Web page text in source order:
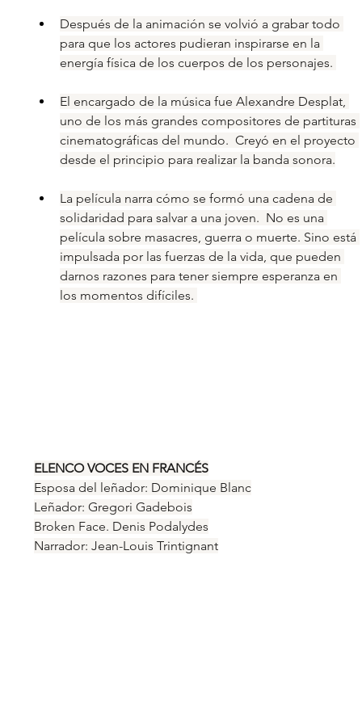
Después de la animación se volvió a grabar todo
para que los actores pudieran inspirarse en la
energía física de los cuerpos de los personajes.
El encargado de la música fue Alexandre Desplat,
uno de los más grandes compositores de partituras
cinematográficas del mundo.  Creyó en el proyecto
desde el principio para realizar la banda sonora.
La película narra cómo se formó una cadena de
solidaridad para salvar a una joven.  No es una
película sobre masacres, guerra o muerte. Sino está
impulsada por las fuerzas de la vida, que pueden
darnos razones para tener siempre esperanza en
los momentos difíciles.
ELENCO VOCES EN FRANCÉS
Esposa del leñador: Dominique Blanc
Leñador: Gregori Gadebois
Broken Face. Denis Podalydes
Narrador: Jean-Louis Trintignant